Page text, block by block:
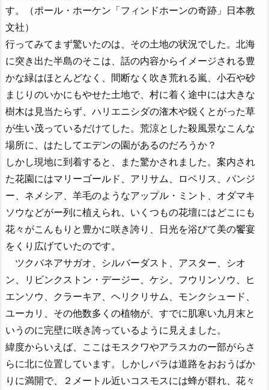
す。（ポール・ホーケン「フィンドホーンの奇跡」日本教
文社）
行ってみてまず驚いたのは、その土地の状況でした。北海
に突き出た半島のそこは、話の内容からイメージされる豊
かな緑はほとんどなく、間断なく吹き荒れる嵐、小石や砂
まじりのいかにもやせた土地で、村に着く途中には大きな
樹木は見当たらず、ハリエニシダの潅木や鋭くとがった草
が生い茂っているだけてした。荒涼とした殺風景なこんな
場所に、はたしてエデンの園があるのだろうか？
しかし現地に到着すると、また驚かされました。案内され
た花園にはマリーゴールド、アリサム、ロベリス、パンジ
ー、ネメシア、羊毛のようなアップル・ミント、オダマキ
ソウなどがー列に植えられ、いくつもの花壇にはどこにも
花々がこんもりと豊かに咲き誇り、日光を浴びて美の饗宴
をくり広げていたのです。
ツクバネアサガオ、シルバーダスト、アスター、シオ
ン、リビンクストン・デージー、ケシ、フウリンソウ、ヒ
エンソウ、クラーキア、ヘリクリサム、モンクシュード、
ユーカリ、その他数多くの植物が、すでに肌寒い九月末と
いうのに完壁に咲き誇っているように見えました。
緯度からいえば、ここはモスクワやアラスカのー部がらさ
らに北に位置しています。しかしバラは道路をおおうばか
りに満開で、２メートル近いコスモスには蜂が群れ、花々